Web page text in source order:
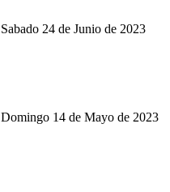
Sabado 24 de Junio de 2023
Domingo 14 de Mayo de 2023